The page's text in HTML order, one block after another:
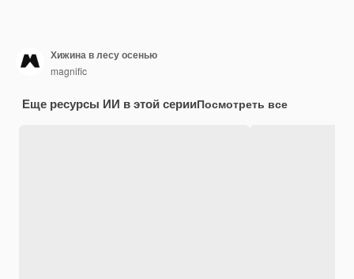
Хижина в лесу осенью
magnific
Еще ресурсы ИИ в этой серииПосмотреть все